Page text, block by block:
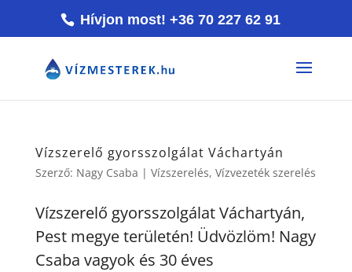
Hívjon most! +36 70 227 62 91
Vízszerelő gyorsszolgálat Váchartyán
Szerző: Nagy Csaba | Vízszerelés, Vízvezeték szerelés
Vízszerelő gyorsszolgálat Váchartyán,
Pest megye területén! Üdvözlöm! Nagy
Csaba vagyok és 30 éves